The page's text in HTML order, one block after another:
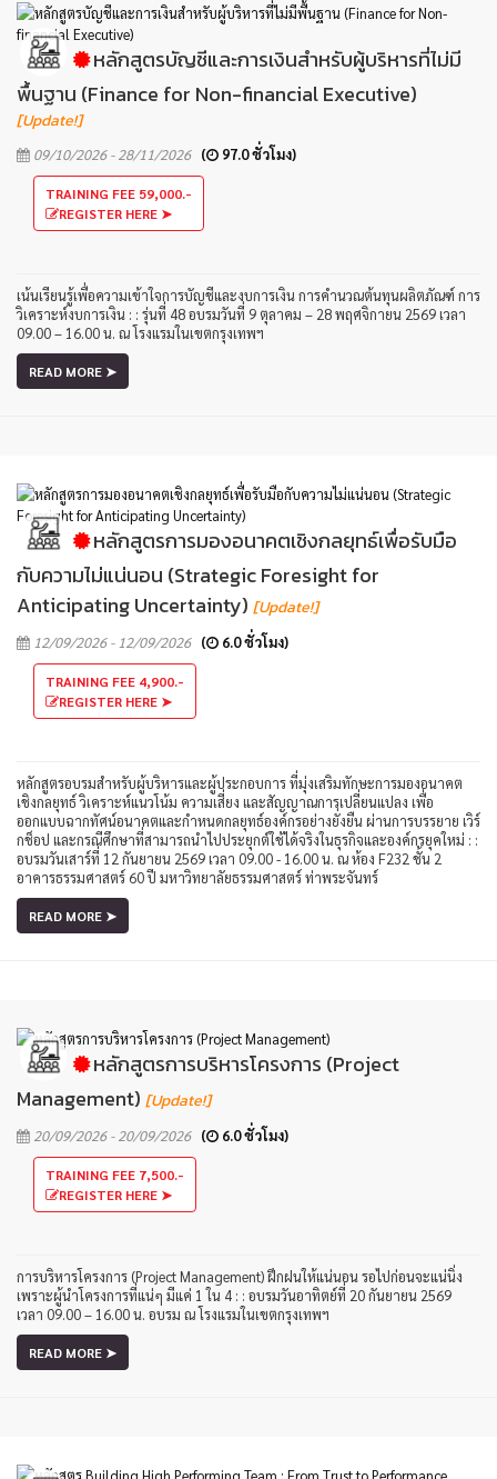
หลักสูตรบัญชีและการเงินสำหรับผู้บริหารที่ไม่มี
พื้นฐาน (Finance for Non-financial Executive)
[Update!]
09/10/2026 - 28/11/2026 ( 97.0 ชั่วโมง)
TRAINING FEE 59,000.-
REGISTER HERE ➤
เน้นเรียนรู้เพื่อความเข้าใจการบัญชีและงบการเงิน การคำนวณต้นทุนผลิตภัณฑ์ การ
วิเคราะห์งบการเงิน : : รุ่นที่ 48 อบรมวันที่ 9 ตุลาคม – 28 พฤศจิกายน 2569 เวลา
09.00 – 16.00 น. ณ โรงแรมในเขตกรุงเทพฯ
READ MORE ➤
หลักสูตรการมองอนาคตเชิงกลยุทธ์เพื่อรับมือ
กับความไม่แน่นอน (Strategic Foresight for
Anticipating Uncertainty) [Update!]
12/09/2026 - 12/09/2026 ( 6.0 ชั่วโมง)
TRAINING FEE 4,900.-
REGISTER HERE ➤
หลักสูตรอบรมสำหรับผู้บริหารและผู้ประกอบการ ที่มุ่งเสริมทักษะการมองอนาคต
เชิงกลยุทธ์ วิเคราะห์แนวโน้ม ความเสี่ยง และสัญญาณการเปลี่ยนแปลง เพื่อ
ออกแบบฉากทัศน์อนาคตและกำหนดกลยุทธ์องค์กรอย่างยั่งยืน ผ่านการบรรยาย เวิร์
กช็อป และกรณีศึกษาที่สามารถนำไปประยุกต์ใช้ได้จริงในธุรกิจและองค์กรยุคใหม่ : :
อบรมวันเสาร์ที่ 12 กันยายน 2569 เวลา 09.00 - 16.00 น. ณ ห้อง F232 ชั้น 2
อาคารธรรมศาสตร์ 60 ปี มหาวิทยาลัยธรรมศาสตร์ ท่าพระจันทร์
READ MORE ➤
หลักสูตรการบริหารโครงการ (Project
Management) [Update!]
20/09/2026 - 20/09/2026 ( 6.0 ชั่วโมง)
TRAINING FEE 7,500.-
REGISTER HERE ➤
การบริหารโครงการ (Project Management) ฝึกฝนให้แน่นอน รอไปก่อนจะแน่นิ่ง
เพราะผู้นำโครงการที่แน่ๆ มีแค่ 1 ใน 4 : : อบรมวันอาทิตย์ที่ 20 กันยายน 2569
เวลา 09.00 – 16.00 น. อบรม ณ โรงแรมในเขตกรุงเทพฯ
READ MORE ➤